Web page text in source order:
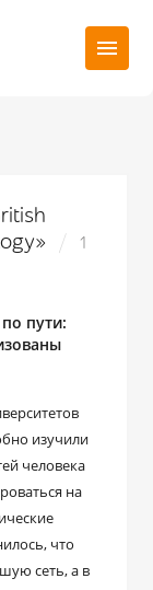
1
пути:
изучили
человека
на
что
сеть, а в